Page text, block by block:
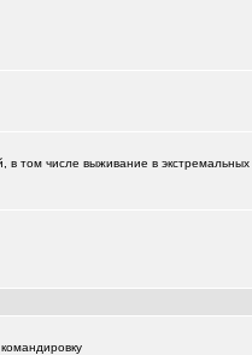
том числе выживание в экстремальных